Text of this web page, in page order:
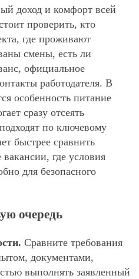
доход и комфорт всей
проверить, кто
где проживают
смены, есть ли
официальное
работодателя. В
особенность питание
сразу отсеять
по ключевому
быстрее сравнить
где условия
для безопасного
очередь
Сравните требования
документами,
выполнять заявленный